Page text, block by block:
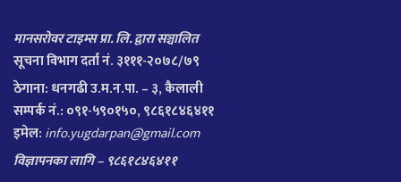
मानसरोवर टाइम्स प्रा. लि. द्वारा सञ्चालित
सूचना विभाग दर्ता नं. ३१११-२०७८/७९
ठेगाना: धनगढी उ.म.न.पा. – ३, कैलाली
सम्पर्क नं.: ०९१-५९०१५०, ९८६१८४६४११
इमेल: info.yugdarpan@gmail.com
विज्ञापनका लागि – ९८६१८४६४११